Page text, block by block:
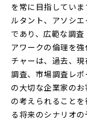
を常に目指してい
ルタント、アソシ
であり、広範な調
アワークの倫理を
チャーは、過去、
調査、市場調査レ
の大切な企業家の
の考えられること
る将来のシナリオの